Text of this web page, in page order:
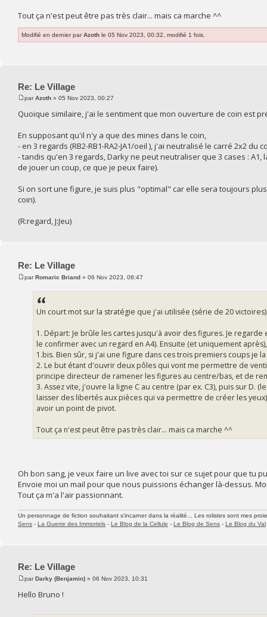
Tout ça n'est peut être pas très clair... mais ca marche ^^
Modifié en dernier parAzoth le 05 Nov 2023, 00:32, modifié 1 fois.
Re: Le Village
parAzoth » 05 Nov 2023, 00:27
Quoique similaire, j'ai le sentiment que mon ouverture de coin est
En supposant qu'il n'y a que des mines dans le coin,
- en 3 regards (RB2-RB1-RA2-JA1/oeil ), j'ai neutralisé le carré 2x2 du
- tandis qu'en 3 regards, Darky ne peut neutraliser que 3 cases :
de jouer un coup, ce que je peux faire).
Si on sort une figure, je suis plus "optimal" car elle sera toujours
coin).
(R:regard, J:Jeu)
Re: Le Village
parRomaric Briand » 06 Nov 2023, 08:47
Un court mot sur la stratégie que j'ai utilisée (série de 20
1. Départ: Je brûle les cartes jusqu'à avoir des figures. Je
le confirmer avec un regard en A4). Ensuite (et uniquement
1.bis. Bien sûr, si j'ai une figure dans ces trois premiers coups je
2. Le but étant d'ouvrir deux pôles qui vont me permettre de
principe directeur de ramener les figures au centre/bas, et de
3. Assez vite, j'ouvre la ligne C au centre (par ex. C3), puis sur
laisser des libertés aux pièces qui va permettre de créer les
avoir un point de pivot.
Tout ça n'est peut être pas très clair... mais ca marche ^^
Oh bon sang, je veux faire un live avec toi sur ce sujet pour que tu
Envoie moi un mail pour que nous puissions échanger là-dessus.
Tout ça m'a l'air passionnant.
Un personnage de fiction souhaitant s'incarner dans la réalité... Les rolistes sont mes
Sens - La Guerre des Immortels - Le Blog de la Cellule - Le Blog de Sens - Le Blog du Val
Re: Le Village
parDarky (Benjamin) » 06 Nov 2023, 10:31
Hello Bruno !